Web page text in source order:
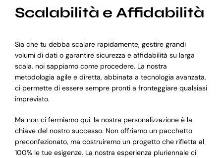
Scalabilità e Affidabilità
Sia che tu debba scalare rapidamente, gestire grandi
volumi di dati o garantire sicurezza e affidabilità su larga
scala, noi sappiamo come procedere. La nostra
metodologia agile e diretta, abbinata a tecnologia avanzata,
ci permette di essere sempre pronti a fronteggiare qualsiasi
imprevisto.
Ma non ci fermiamo qui: la nostra personalizzazione è la
chiave del nostro successo. Non offriamo un pacchetto
preconfezionato, ma costruiremo un progetto che rifletta al
100% le tue esigenze. La nostra esperienza pluriennale ci